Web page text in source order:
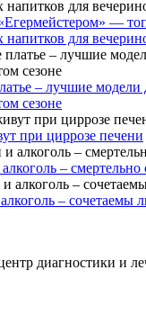
—
напитков для
– лучшие
сезоне
при циррозе печени
– смертельно
– сочетаемы
диагностики и